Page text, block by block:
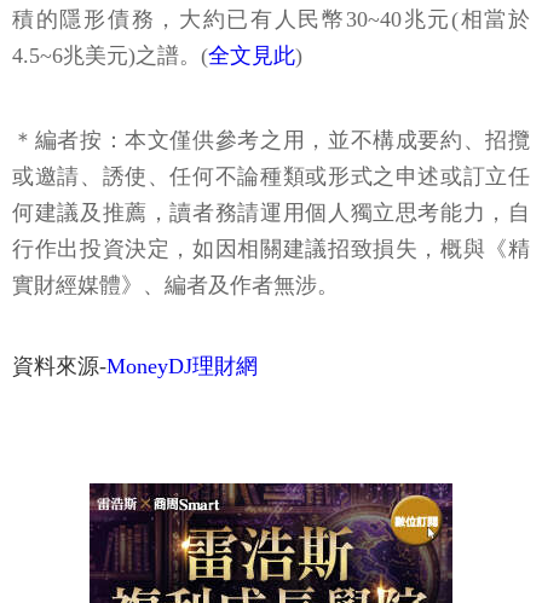
積的隱形債務，大約已有人民幣30~40兆元(相當於
4.5~6兆美元)之譜。(全文見此)
＊編者按：本文僅供參考之用，並不構成要約、招攬
或邀請、誘使、任何不論種類或形式之申述或訂立任
何建議及推薦，讀者務請運用個人獨立思考能力，自
行作出投資決定，如因相關建議招致損失，概與《精
實財經媒體》、編者及作者無涉。
資料來源-MoneyDJ理財網